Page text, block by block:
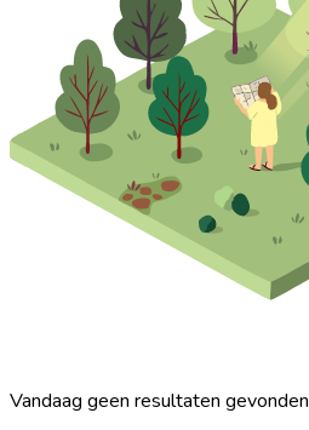
Vandaag geen resultaten gevonden